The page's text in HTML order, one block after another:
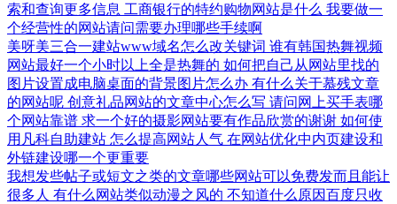
索和查询更多信息 工商银行的特约购物网站是什么 我要做一
个经营性的网站请问需要办理哪些手续啊
美呀美三合一建站www域名怎么改关键词 谁有韩国热舞视频
网站最好一个小时以上全是热舞的 如何把自己从网站里找的
图片设置成电脑桌面的背景图片怎么办 有什么关于慕残文章
的网站呢 创意礼品网站的文章中心怎么写 请问网上买手表哪
个网站靠谱 求一个好的摄影网站要有作品欣赏的谢谢 如何使
用凡科自助建站 怎么提高网站人气 在网站优化中内页建设和
外链建设哪一个更重要
我想发些帖子或短文之类的文章哪些网站可以免费发而且能让
很多人 有什么网站类似动漫之风的 不知道什么原因百度只收